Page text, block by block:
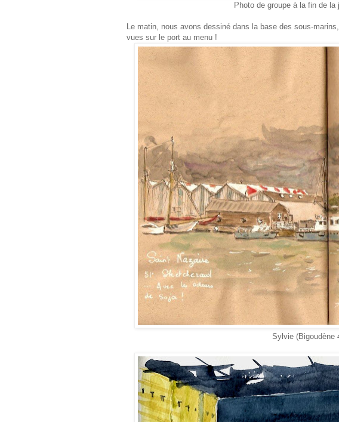
Photo de groupe à la fin de la
Le matin, nous avons dessiné dans la base des sous-
vues sur le port au menu !
Sylvie (Bigoudène